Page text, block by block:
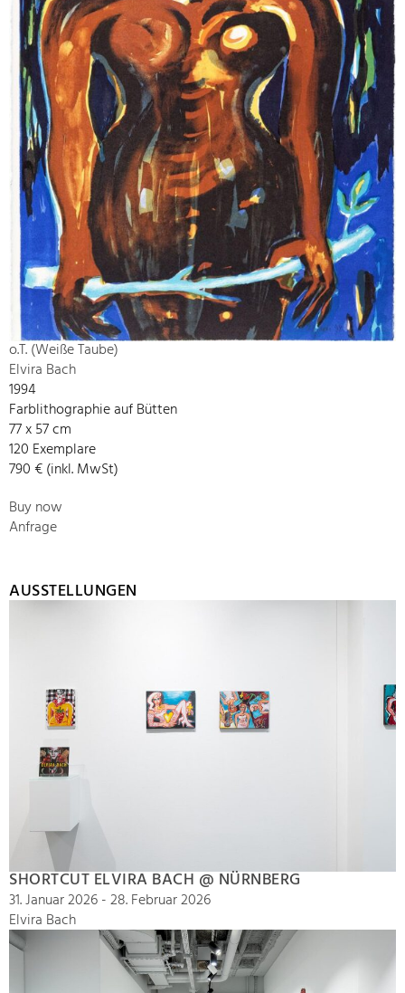
o.T. (Weiße Taube)
Elvira Bach
1994
Farblithographie auf Bütten
77 x 57 cm
120 Exemplare
790 € (inkl. MwSt)
Buy now
Anfrage
AUSSTELLUNGEN
SHORTCUT ELVIRA BACH @ NÜRNBERG
31. Januar 2026 - 28. Februar 2026
Elvira Bach